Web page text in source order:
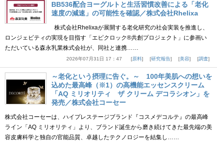
BB536配合ヨーグルトと生活習慣改善による「老化
速度の減速」の可能性を確認／株式会社Rhelixa
株式会社Rhelixaが展開する老化研究の社会実装を推進し、
ロンジェビティの実現を目指す「エピクロック®共創プロジェクト」に参画い
ただいている森永乳業株式会社が、同社と連携……
2026年07月31日 17：47 原料 研究報告 美容 調査
～老化という摂理に告ぐ。～ 100年美肌への想いを
込めた最高峰（※1）の高機能エッセンスクリーム
「AQ ミリオリティ ザ クリーム デコラシオン」を
発売／株式会社コーセー
株式会社コーセーは、ハイプレステージブランド『コスメデコルテ』の最高峰
ライン「AQ ミリオリティ」より、ブランド誕生から磨き続けてきた最先端の美
容皮膚科学と独自の官能品質、卓越したテクノロジーを結集し……